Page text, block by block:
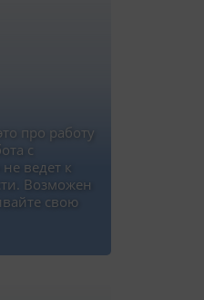
про работу
с
ведет к
Возможен
свою